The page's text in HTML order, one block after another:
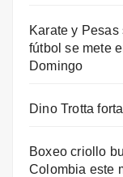
Karate y Pesas
fútbol se mete
Domingo
Dino Trotta
Boxeo criollo
Colombia este